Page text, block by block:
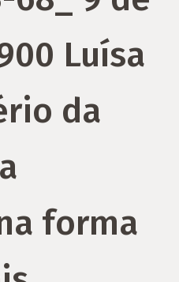
Luísa
da
forma